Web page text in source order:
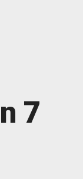
7